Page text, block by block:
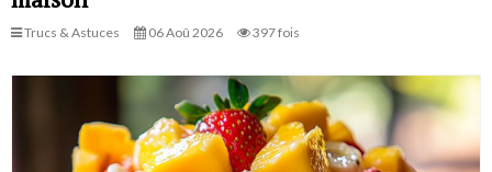
Trucs & Astuces 06 Aoû 2026 397 fois